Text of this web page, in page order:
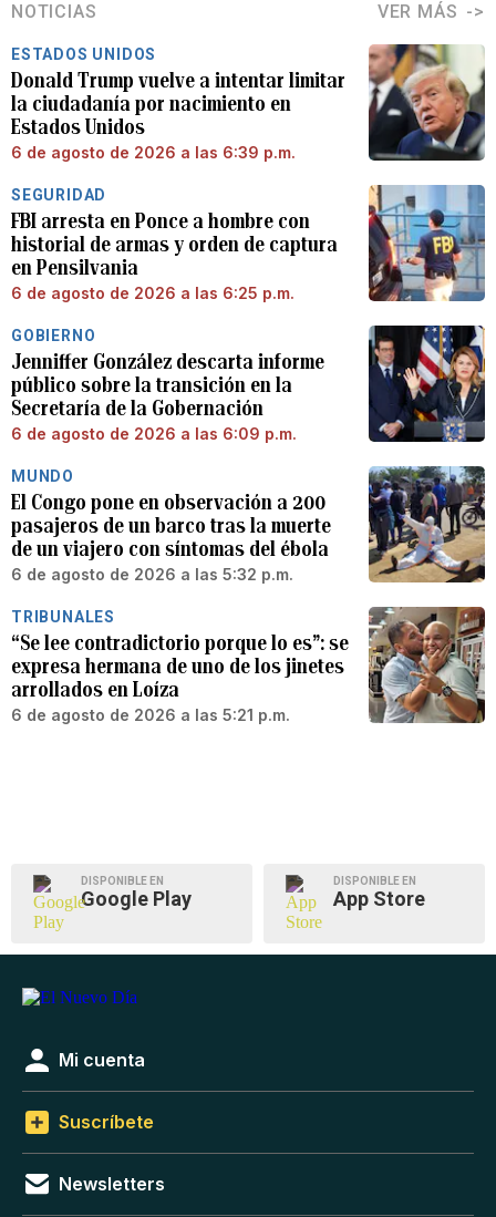
NOTICIAS VER MÁS
ESTADOS UNIDOS
Donald Trump vuelve a intentar limitar
la ciudadanía por nacimiento en
Estados Unidos
6 de agosto de 2026 a las 6:39 p.m.
SEGURIDAD
FBI arresta en Ponce a hombre con
historial de armas y orden de captura
en Pensilvania
6 de agosto de 2026 a las 6:25 p.m.
GOBIERNO
Jenniffer González descarta informe
público sobre la transición en la
Secretaría de la Gobernación
6 de agosto de 2026 a las 6:09 p.m.
MUNDO
El Congo pone en observación a 200
pasajeros de un barco tras la muerte
de un viajero con síntomas del ébola
6 de agosto de 2026 a las 5:32 p.m.
TRIBUNALES
“Se lee contradictorio porque lo es”: se
expresa hermana de uno de los jinetes
arrollados en Loíza
6 de agosto de 2026 a las 5:21 p.m.
DISPONIBLE EN
Google Play
DISPONIBLE EN
App Store
Mi cuenta
Suscríbete
Newsletters